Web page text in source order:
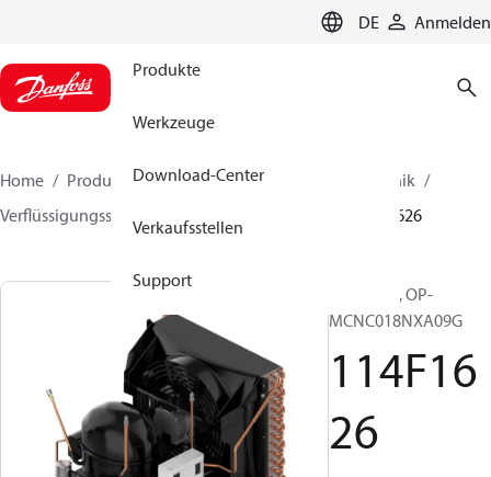
DE Anmelden
Produkte
Werkzeuge
Download-Center
Verkaufsstellen
Support
Home Produkte
Lösung für Kälte- und Klimatechnik
Verflüssigungssätze
Optyma™ 114F1626
Optyma™, OP-
MCNC018NXA09G
114F16
26